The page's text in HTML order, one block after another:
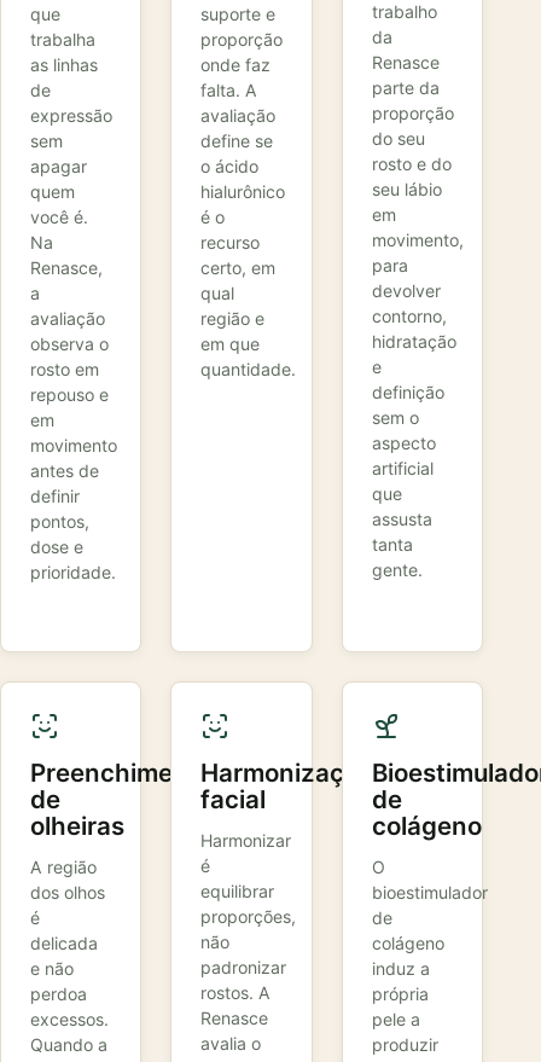
que
trabalha
as linhas
de
expressão
sem
apagar
quem
você é.
Na
Renasce,
a
avaliação
observa o
rosto em
repouso e
em
movimento
antes de
definir
pontos,
dose e
prioridade.
suporte e
proporção
onde faz
falta. A
avaliação
define se
o ácido
hialurônico
é o
recurso
certo, em
qual
região e
em que
quantidade.
trabalho
da
Renasce
parte da
proporção
do seu
rosto e do
seu lábio
em
movimento,
para
devolver
contorno,
hidratação
e
definição
sem o
aspecto
artificial
que
assusta
tanta
gente.
Preenchimento
de
olheiras
A região
dos olhos
é
delicada
e não
perdoa
excessos.
Quando a
Harmonização
facial
Harmonizar
é
equilibrar
proporções,
não
padronizar
rostos. A
Renasce
avalia o
de
colágeno
O
bioestimulador
de
colágeno
induz a
própria
pele a
produzir